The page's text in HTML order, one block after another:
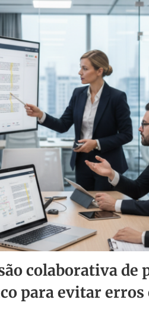
colaborativa
para evitar